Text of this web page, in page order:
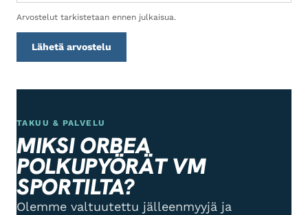
Arvostelut tarkistetaan ennen julkaisua.
Lähetä arvostelu
TAKUU & PALVELU
MIKSI ORBEA
POLKUPYÖRÄT VM
SPORTILTA?
Olemme valtuutettu jälleenmyyjä ja